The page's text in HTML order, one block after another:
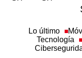
Lo último
Tecnología